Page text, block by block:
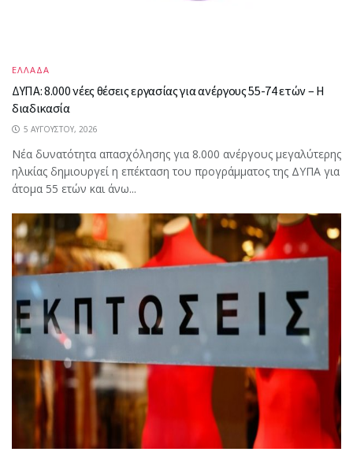
ΕΛΛΑΔΑ
ΔΥΠΑ: 8.000 νέες θέσεις εργασίας για ανέργους 55-74 ετών – Η
διαδικασία
5 ΑΥΓΟΎΣΤΟΥ, 2026
Νέα δυνατότητα απασχόλησης για 8.000 ανέργους μεγαλύτερης
ηλικίας δημιουργεί η επέκταση του προγράμματος της ΔΥΠΑ για
άτομα 55 ετών και άνω...